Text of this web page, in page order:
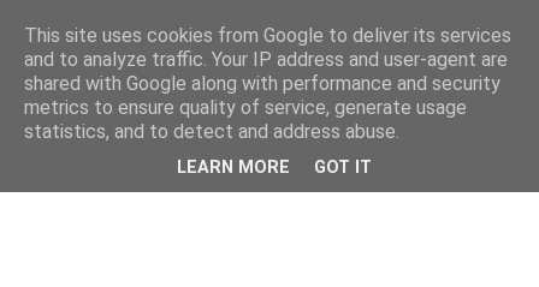
This site uses cookies from Google to deliver its services
and to analyze traffic. Your IP address and user-agent are
shared with Google along with performance and security
metrics to ensure quality of service, generate usage
statistics, and to detect and address abuse.
LEARN MORE GOT IT